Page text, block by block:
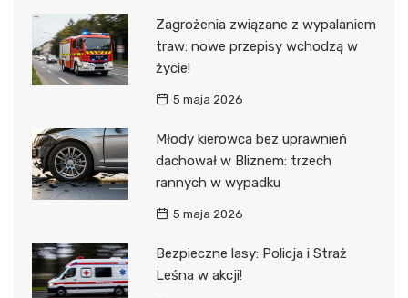
Zagrożenia związane z wypalaniem
traw: nowe przepisy wchodzą w
życie!
5 maja 2026
Młody kierowca bez uprawnień
dachował w Bliznem: trzech
rannych w wypadku
5 maja 2026
Bezpieczne lasy: Policja i Straż
Leśna w akcji!